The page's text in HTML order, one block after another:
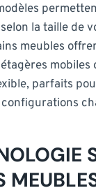
la taille de
meubles
mobiles
parfaits